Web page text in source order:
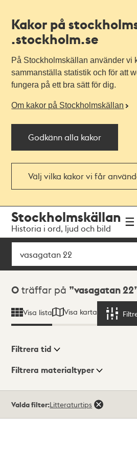
Kakor på
.stockholm.se
På Stockholmskällan använder vi
sammanställa statistik och för att
fungera på ett bra sätt för dig.
Om kakor på Stockholmskällan
Godkänn alla kakor
Välj vilka kakor vi får
navigationen
huvudinnehållet
Stockholmskällan
Historia i ord, ljud och bild
Sök
Sökresultat
0 träffar på vasagatan 22
Visa lista Visa karta
Visningsläge
Filtrera tid
Filtrera materialtyper
träffar
Valda filter:Litteraturtips